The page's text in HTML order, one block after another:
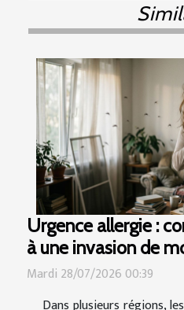
Urgence allergie :
à une invasion de
Mardi 28/07/2026 00:39